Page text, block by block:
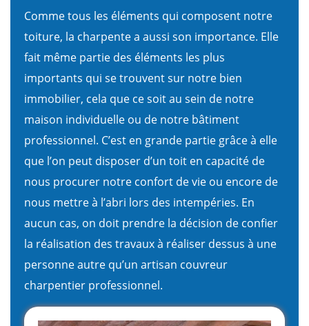
Comme tous les éléments qui composent notre
toiture, la charpente a aussi son importance. Elle
fait même partie des éléments les plus
importants qui se trouvent sur notre bien
immobilier, cela que ce soit au sein de notre
maison individuelle ou de notre bâtiment
professionnel. C’est en grande partie grâce à elle
que l’on peut disposer d’un toit en capacité de
nous procurer notre confort de vie ou encore de
nous mettre à l’abri lors des intempéries. En
aucun cas, on doit prendre la décision de confier
la réalisation des travaux à réaliser dessus à une
personne autre qu’un artisan couvreur
charpentier professionnel.